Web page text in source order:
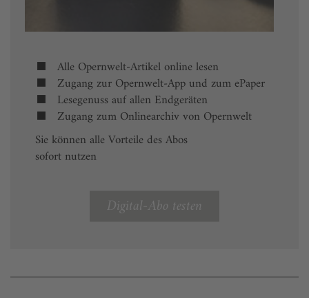
Alle Opernwelt-Artikel online lesen
Zugang zur Opernwelt-App und zum ePaper
Lesegenuss auf allen Endgeräten
Zugang zum Onlinearchiv von Opernwelt
Sie können alle Vorteile des Abos
sofort nutzen
Digital-Abo testen